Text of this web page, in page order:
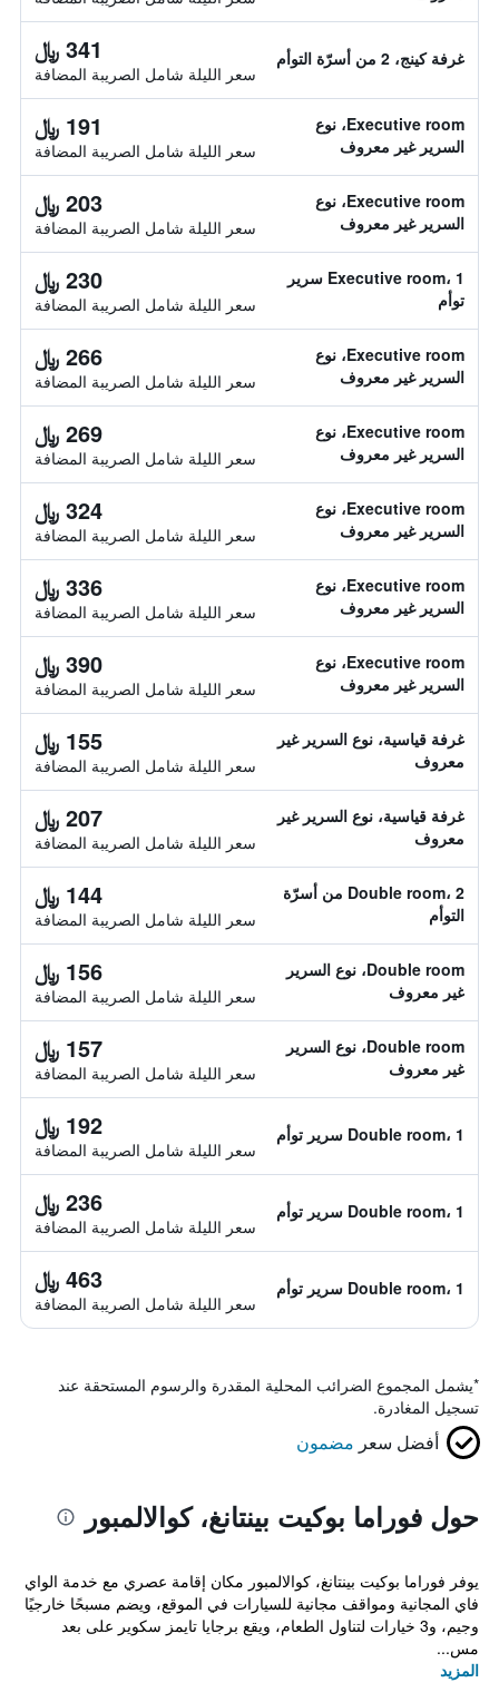
غرفة كينج، 2 من أسرّة التوأم 341 ﷼
سعر الليلة شامل الصريبة المضافة
Executive room، نوع
السرير غير معروف
191 ﷼
سعر الليلة شامل الصريبة المضافة
Executive room، نوع
السرير غير معروف
203 ﷼
سعر الليلة شامل الصريبة المضافة
Executive room، 1 سرير
توأم
230 ﷼
سعر الليلة شامل الصريبة المضافة
Executive room، نوع
السرير غير معروف
266 ﷼
سعر الليلة شامل الصريبة المضافة
Executive room، نوع
السرير غير معروف
269 ﷼
سعر الليلة شامل الصريبة المضافة
Executive room، نوع
السرير غير معروف
324 ﷼
سعر الليلة شامل الصريبة المضافة
Executive room، نوع
السرير غير معروف
336 ﷼
سعر الليلة شامل الصريبة المضافة
Executive room، نوع
السرير غير معروف
390 ﷼
سعر الليلة شامل الصريبة المضافة
غرفة قياسية، نوع السرير غير
معروف
155 ﷼
سعر الليلة شامل الصريبة المضافة
غرفة قياسية، نوع السرير غير
معروف
207 ﷼
سعر الليلة شامل الصريبة المضافة
Double room، 2 من أسرّة
التوأم
144 ﷼
سعر الليلة شامل الصريبة المضافة
Double room، نوع السرير
غير معروف
156 ﷼
سعر الليلة شامل الصريبة المضافة
Double room، نوع السرير
غير معروف
157 ﷼
سعر الليلة شامل الصريبة المضافة
Double room، 1 سرير توأم 192 ﷼
سعر الليلة شامل الصريبة المضافة
Double room، 1 سرير توأم 236 ﷼
سعر الليلة شامل الصريبة المضافة
Double room، 1 سرير توأم 463 ﷼
سعر الليلة شامل الصريبة المضافة
*يشمل المجموع الضرائب المحلية المقدرة والرسوم المستحقة عند
تسجيل المغادرة.
أفضل سعر مضمون
حول فوراما بوكيت بينتانغ، كوالالمبور
يوفر فوراما بوكيت بينتانغ، كوالالمبور مكان إقامة عصري مع خدمة الواي
فاي المجانية ومواقف مجانية للسيارات في الموقع، ويضم مسبحًا خارجيًا
وجيم، و3 خيارات لتناول الطعام، ويقع برجايا تايمز سكوير على بعد
مس...
المزيد